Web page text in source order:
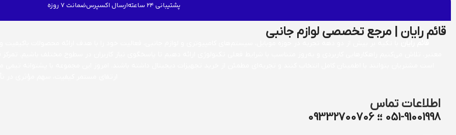
پشتیبانی 24 ساعته ارسال اکسپرسضمانت 7 روزه
قائم رایان | مرجع تخصصی لوازم جانبی
اطلاعات تماس
051-91001998 ؛؛ 09332700706